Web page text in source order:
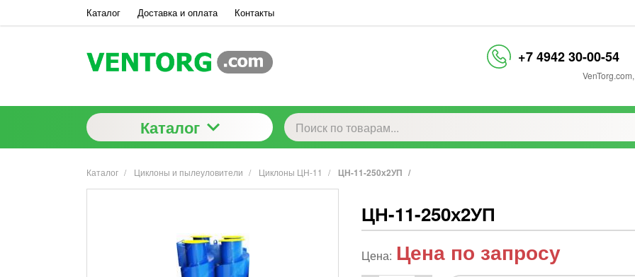
Каталог Доставка и оплата Контакты
+7 4942 30-00-54
VenTorg.com,
Каталог
Каталог Циклоны и пылеуловители Циклоны ЦН-11 ЦН-11-250х2УП
ЦН-11-250х2УП
Цена: Цена по запросу